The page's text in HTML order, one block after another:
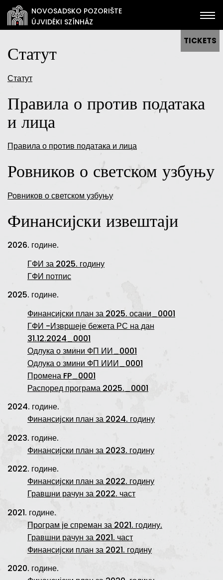
NOVOSADSKO POZORIŠTE
ÚJVIDÉKI SZÍNHÁZ
TICKETS
Статут
Статут
Правила о против података
и лица
Правила о против података и лица
Ровников о светском узбуњу
Ровников о светском узбуњу
Финансијски извештаји
2026. године.
ГФИ за 2025. годину
ГФИ потпис
2025. године.
Финансијски план за 2025. осани_0001
ГФИ -Извршеје бежета РС на дан
31.12.2024_0001
Одлука о змини ФП ИИ_0001
Одлука о змини ФП ИИИ_0001
Промена FP_0001
Распоред програма 2025._0001
2024. године.
Финансијски план за 2024. годину
2023. године.
Финансијски план за 2023. годину
2022. године.
Финансијски план за 2022. годину
Гравшни рачун за 2022. част
2021. године.
Програм је спреман за 2021. годину.
Гравшни рачун за 2021. част
Финансијски план за 2021. годину
2020. године.